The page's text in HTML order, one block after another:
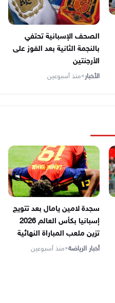
الصحف الإسبانية تحتفي
بالنجمة الثانية بعد الفوز على
الأرجنتين
الأخبار•منذ أسبوعين
سجدة لامين يامال بعد تتويج
إسبانيا بكأس العالم 2026
تزين ملعب المباراة النهائية
أخبار الرياضة•منذ أسبوعين